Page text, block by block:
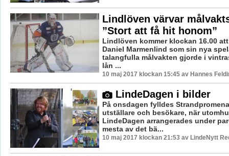
Lindlöven värvar
”Stort att få hit honom”
Lindlöven kommer klockan 16.00
Daniel Marmenlind som sin nya
talangfulla målvakten gjorde i
lån ...
10 maj 2017 klockan 15:45 av Hannes
LindeDagen i bilder
På onsdagen fylldes
utställare och besökare, när
LindeDagen arrangerades under
mesta av det bä...
10 maj 2017 klockan 21:53 av LindeNytt